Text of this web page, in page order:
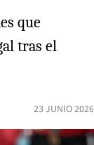
que
tras el
23 JUNIO 2026